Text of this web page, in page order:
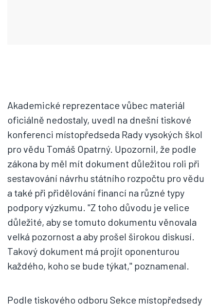
Akademické reprezentace vůbec materiál
oficiálně nedostaly, uvedl na dnešní tiskové
konferenci místopředseda Rady vysokých škol
pro vědu Tomáš Opatrný. Upozornil, že podle
zákona by měl mít dokument důležitou roli při
sestavování návrhu státního rozpočtu pro vědu
a také při přidělování financí na různé typy
podpory výzkumu. "Z toho důvodu je velice
důležité, aby se tomuto dokumentu věnovala
velká pozornost a aby prošel širokou diskusí.
Takový dokument má projít oponenturou
každého, koho se bude týkat," poznamenal.
Podle tiskového odboru Sekce místopředsedy